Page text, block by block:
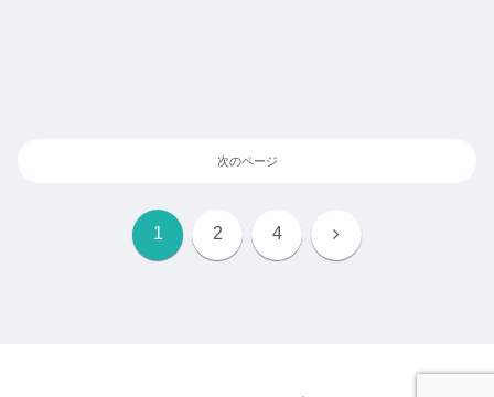
次のページ
1 2 4 次